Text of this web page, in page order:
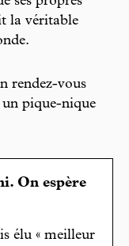
la véritable
rendez-vous
un pique-nique
On espère
élu « meilleur